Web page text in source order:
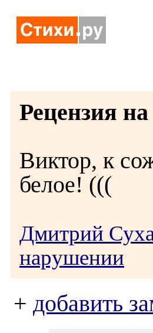
Рецензия на
Виктор, к
белое! (((
Дмитрий
нарушении
+ добавить